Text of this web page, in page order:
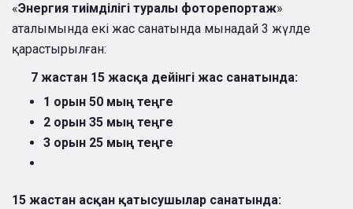
«Энергия тиімділігі туралы фоторепортаж»
аталымында екі жас санатында мынадай 3 жүлде
қарастырылған:
7 жастан 15 жасқа дейінгі жас санатында:
1 орын 50 мың теңге
2 орын 35 мың теңге
3 орын 25 мың теңге
15 жастан асқан қатысушылар санатында: